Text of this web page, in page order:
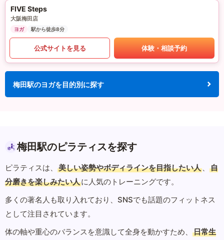
FIVE Steps
大阪梅田店
ヨガ 駅から徒歩8分
公式サイトを見る 体験・相談予約
梅田駅のヨガを目的別に探す
梅田駅のピラティスを探す
ピラティスは、 美しい姿勢やボディラインを目指したい人 、
自
分磨きを楽しみたい人に人気のトレーニングです。
多くの著名人も取り入れており、SNSでも話題のフィットネス
として注目されています。
体の軸や重心のバランスを意識して全身を動かすため、
日常生